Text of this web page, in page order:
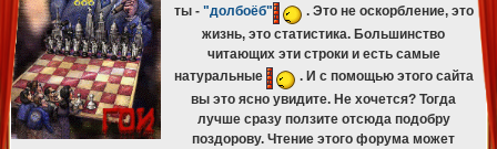
ты - "долбоёб"
. Это не оскорбление, это
жизнь, это статистика. Большинство
читающих эти строки и есть самые
натуральные
. И с помощью этого сайта
вы это ясно увидите. Не хочется? Тогда
лучше сразу ползите отсюда подобру
поздорову. Чтение этого форума может